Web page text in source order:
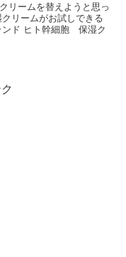
リームを替えようと思っ
リームがお試しできる
ンド ヒト幹細胞 保湿ク